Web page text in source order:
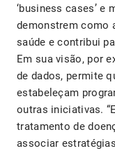
‘business cases’ e
demonstrem como
saúde e contribui
Em sua visão, por
de dados, permite
estabeleçam
outras iniciativas.
tratamento de
associar